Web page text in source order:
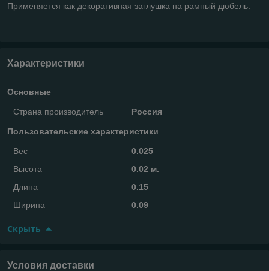
Применяется как декоративная заглушка на рамный дюбель.
Характеристики
Основные
Страна производитель Россия
Пользовательские характеристики
Вес
0.025
Высота
0.02 м.
Длина
0.15
Ширина
0.09
Скрыть
Условия доставки